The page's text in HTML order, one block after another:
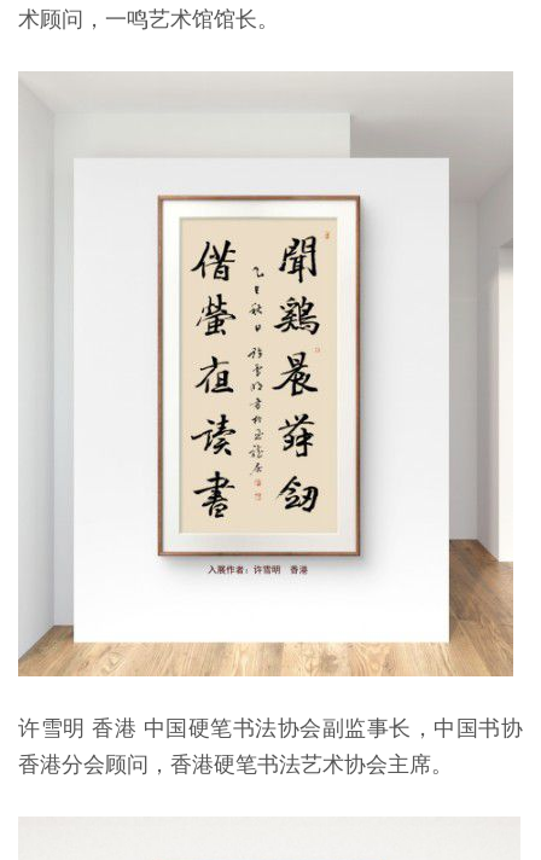
术顾问，一鸣艺术馆馆长。
许雪明 香港 中国硬笔书法协会副监事长，中国书协
香港分会顾问，香港硬笔书法艺术协会主席。